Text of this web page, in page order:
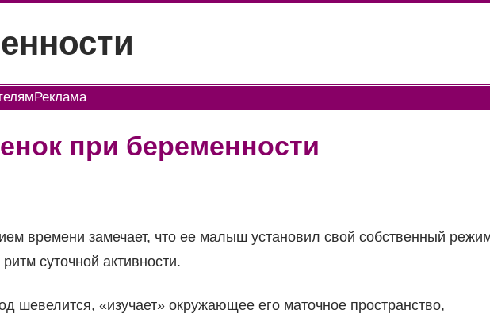
Реклама
при беременности
времени замечает, что ее малыш установил свой собственный
суточной активности.
шевелится, «изучает» окружающее его маточное пространство,